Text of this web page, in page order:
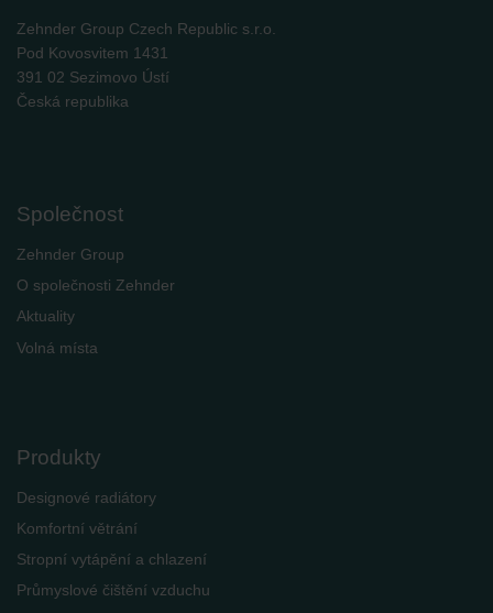
Zehnder Group Czech Republic s.r.o.
Pod Kovosvitem 1431
391 02 Sezimovo Ústí
Česká republika
Společnost
Zehnder Group
O společnosti Zehnder
Aktuality
Volná místa
Produkty
Designové radiátory
Komfortní větrání
Stropní vytápění a chlazení
Průmyslové čištění vzduchu